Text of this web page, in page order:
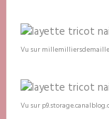
Vu sur
Vu sur